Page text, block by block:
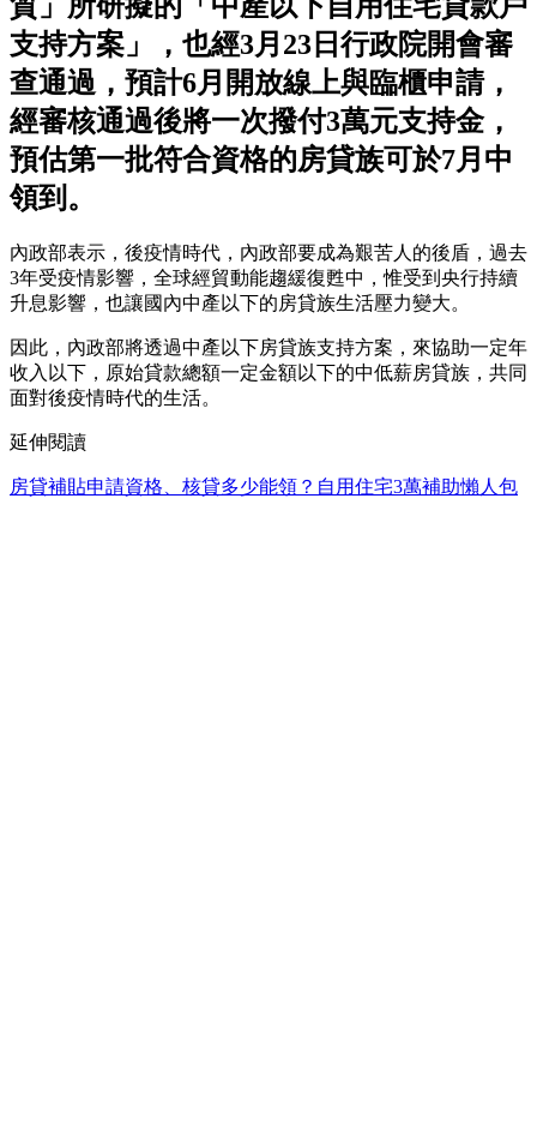
質」所研擬的「中產以下自用住宅貸款戶
支持方案」，也經3月23日行政院開會審
查通過，預計6月開放線上與臨櫃申請，
經審核通過後將一次撥付3萬元支持金，
預估第一批符合資格的房貸族可於7月中
領到。
內政部表示，後疫情時代，內政部要成為艱苦人的後盾，過去
3年受疫情影響，全球經貿動能趨緩復甦中，惟受到央行持續
升息影響，也讓國內中產以下的房貸族生活壓力變大。
因此，內政部將透過中產以下房貸族支持方案，來協助一定年
收入以下，原始貸款總額一定金額以下的中低薪房貸族，共同
面對後疫情時代的生活。
延伸閱讀
房貸補貼申請資格、核貸多少能領？自用住宅3萬補助懶人包